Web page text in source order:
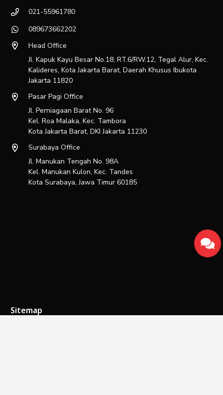
021-55961780
089673662202
Head Office
Jl. Kapuk Kayu Besar No.18, RT.6/RW.12, Tegal Alur, Kec.
Kalideres, Kota Jakarta Barat, Daerah Khusus Ibukota
Jakarta 11820
Pasar Pagi Office
Jl. Perniagaan Barat No. 96
Kel. Roa Malaka, Kec. Tambora
Kota Jakarta Barat, DKI Jakarta 11230
Surabaya Office
Jl. Manukan Tengah No. 98A
Kel. Manukan Kulon, Kec. Tandes
Kota Surabaya, Jawa Timur 60185
Sitemap